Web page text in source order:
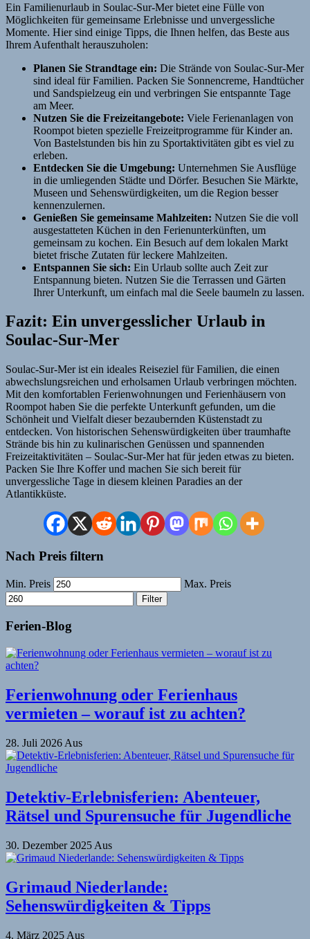
Ein Familienurlaub in Soulac-Sur-Mer bietet eine Fülle von
Möglichkeiten für gemeinsame Erlebnisse und unvergessliche
Momente. Hier sind einige Tipps, die Ihnen helfen, das Beste aus
Ihrem Aufenthalt herauszuholen:
Planen Sie Strandtage ein: Die Strände von Soulac-Sur-Mer
sind ideal für Familien. Packen Sie Sonnencreme, Handtücher
und Sandspielzeug ein und verbringen Sie entspannte Tage
am Meer.
Nutzen Sie die Freizeitangebote: Viele Ferienanlagen von
Roompot bieten spezielle Freizeitprogramme für Kinder an.
Von Bastelstunden bis hin zu Sportaktivitäten gibt es viel zu
erleben.
Entdecken Sie die Umgebung: Unternehmen Sie Ausflüge
in die umliegenden Städte und Dörfer. Besuchen Sie Märkte,
Museen und Sehenswürdigkeiten, um die Region besser
kennenzulernen.
Genießen Sie gemeinsame Mahlzeiten: Nutzen Sie die voll
ausgestatteten Küchen in den Ferienunterkünften, um
gemeinsam zu kochen. Ein Besuch auf dem lokalen Markt
bietet frische Zutaten für leckere Mahlzeiten.
Entspannen Sie sich: Ein Urlaub sollte auch Zeit zur
Entspannung bieten. Nutzen Sie die Terrassen und Gärten
Ihrer Unterkunft, um einfach mal die Seele baumeln zu lassen.
Fazit: Ein unvergesslicher Urlaub in
Soulac-Sur-Mer
Soulac-Sur-Mer ist ein ideales Reiseziel für Familien, die einen
abwechslungsreichen und erholsamen Urlaub verbringen möchten.
Mit den komfortablen Ferienwohnungen und Ferienhäusern von
Roompot haben Sie die perfekte Unterkunft gefunden, um die
Schönheit und Vielfalt dieser bezaubernden Küstenstadt zu
entdecken. Von historischen Sehenswürdigkeiten über traumhafte
Strände bis hin zu kulinarischen Genüssen und spannenden
Freizeitaktivitäten – Soulac-Sur-Mer hat für jeden etwas zu bieten.
Packen Sie Ihre Koffer und machen Sie sich bereit für
unvergessliche Tage in diesem kleinen Paradies an der
Atlantikküste.
Nach Preis filtern
Min. Preis Max. Preis
Filter
Ferien-Blog
Ferienwohnung oder Ferienhaus
vermieten – worauf ist zu achten?
28. Juli 2026 Aus
Detektiv-Erlebnisferien: Abenteuer,
Rätsel und Spurensuche für Jugendliche
30. Dezember 2025 Aus
Grimaud Niederlande:
Sehenswürdigkeiten & Tipps
4. März 2025 Aus